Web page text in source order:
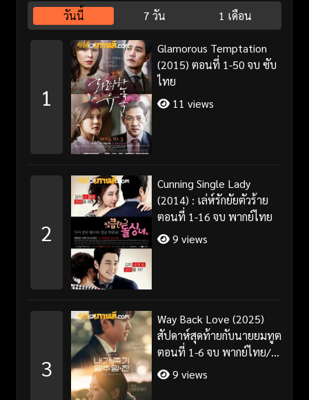
วันนี้ 7 วัน 1 เดือน
1
Glamorous Temptation
(2015) ตอนที่ 1-50 จบ ซับ
ไทย
11 views
2
Cunning Single Lady
(2014) : เล่ห์รักยัยตัวร้าย
ตอนที่ 1-16 จบ พากย์ไทย
9 views
3
Way Back Love (2025)
สัปดาห์สุดท้ายกับนายยมทูต
ตอนที่ 1-6 จบ พากย์ไทย/
ซับไทย
9 views